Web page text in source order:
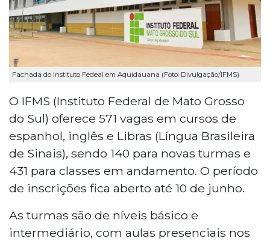
Fachada do Instituto Fedeal em Aquidauana (Foto: Divulgação/IFMS)
O IFMS (Instituto Federal de Mato Grosso
do Sul) oferece 571 vagas em cursos de
espanhol, inglês e Libras (Língua Brasileira
de Sinais), sendo 140 para novas turmas e
431 para classes em andamento. O período
de inscrições fica aberto até 10 de junho.
As turmas são de níveis básico e
intermediário, com aulas presenciais nos